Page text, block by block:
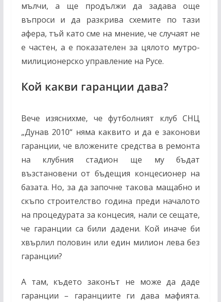
мълчи, а ще продължи да задава още
въпроси и да разкрива схемите по тази
афера, тъй като сме на мнение, че случаят не
е частен, а е показателен за цялото мутро-
милиционерско управление на Русе.
Кой какви гаранции дава?
Вече изяснихме, че футболният клуб СНЦ
„Дунав 2010“ няма каквито и да е законови
гаранции, че вложените средства в ремонта
на клубния стадион ще му бъдат
възстановени от бъдещия концесионер на
базата. Но, за да започне такова мащабно и
скъпо строителство година преди началото
на процедурата за концесия, нали се сещате,
че гаранции са били дадени. Кой иначе би
хвърлил половин или един милион лева без
гаранции?
А там, където законът не може да даде
гаранции – гаранциите ги дава мафията.